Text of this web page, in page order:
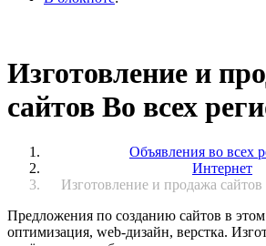
Изготовление и
сайтов Во всех
Объявления во всех
Интернет
Изготовление и продажа сайтов
Предложения по созданию сайтов в этом
оптимизация, web-дизайн, верстка.